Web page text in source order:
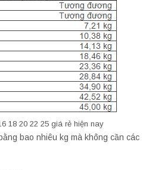
18 20 22 25 giá rẻ hiện nay
bao nhiêu kg mà không cần các